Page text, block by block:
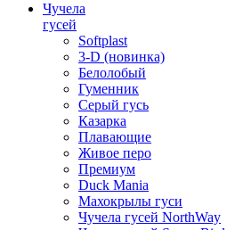
Чучела
гусей
Softplast
3-D (новинка)
Белолобый
Гуменник
Серый гусь
Казарка
Плавающие
Живое перо
Премиум
Duck Mania
Махокрылы гуси
Чучела гусей NorthWay